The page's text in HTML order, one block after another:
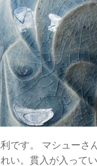
です。 マシューさ
い。貫入が入って